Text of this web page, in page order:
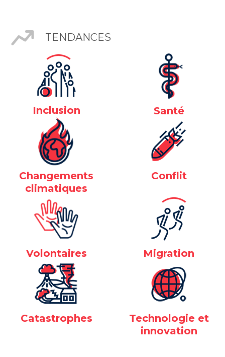
TENDANCES
Inclusion Santé
Changements
climatiques
Conflit
Volontaires Migration
Catastrophes
Technologie et
innovation